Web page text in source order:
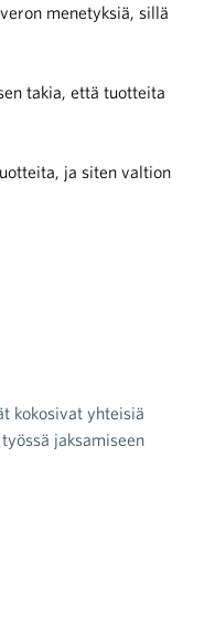
menetyksiä, sillä
takia, että tuotteita
ja siten valtion
kokosivat yhteisiä
jaksamiseen